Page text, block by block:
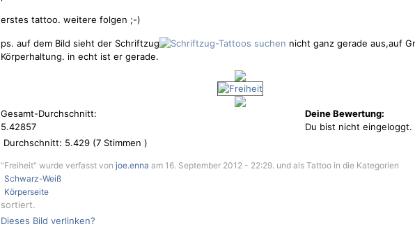
erstes tattoo. weitere folgen ;-)
ps. auf dem Bild sieht der Schriftzug
nicht ganz gerade aus,auf
Körperhaltung. in echt ist er gerade.
Gesamt-Durchschnitt:
5.42857
Durchschnitt: 5.429 (7 Stimmen )
Deine Bewertung:
Du bist nicht eingeloggt.
"Freiheit" wurde verfasst von joe.enna am 16. September 2012 - 22:29. und als Tattoo in die Kategorien
Schwarz-Weiß
Körperseite
sortiert.
Dieses Bild verlinken?